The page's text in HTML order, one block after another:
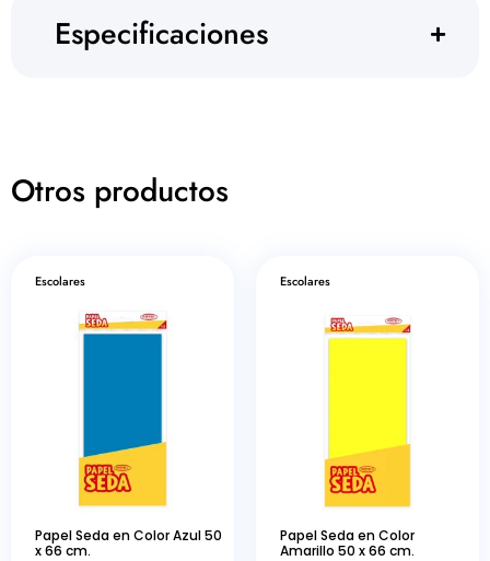
Especificaciones
Otros productos
Escolares
Papel Seda en Color Azul 50
x 66 cm.
Escolares
Papel Seda en Color
Amarillo 50 x 66 cm.